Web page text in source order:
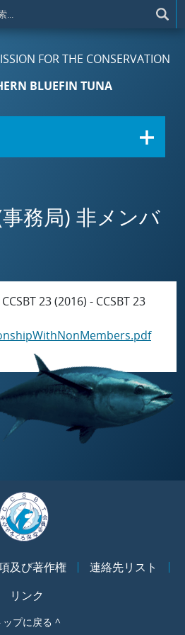
FOR THE CONSERVATION
BLUEFIN TUNA
務局) 非メンバ
CCSBT 23 (2016) - CCSBT 23
及び著作権
連絡先リスト
リンク
ップに戻る ^